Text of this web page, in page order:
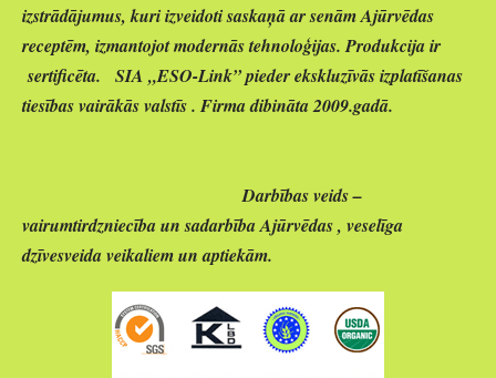
izstrādājumus, kuri izveidoti saskaņā ar senām Ajūrvēdas
receptēm, izmantojot modernās tehnoloģijas. Produkcija ir
sertificēta. SIA „ESO-Link” pieder ekskluzīvās izplatīšanas
tiesības vairākās valstīs . Firma dibināta 2009.gadā.
Darbības veids –
vairumtirdzniecība un sadarbība Ajūrvēdas , veselīga
dzīvesveida veikaliem un aptiekām.